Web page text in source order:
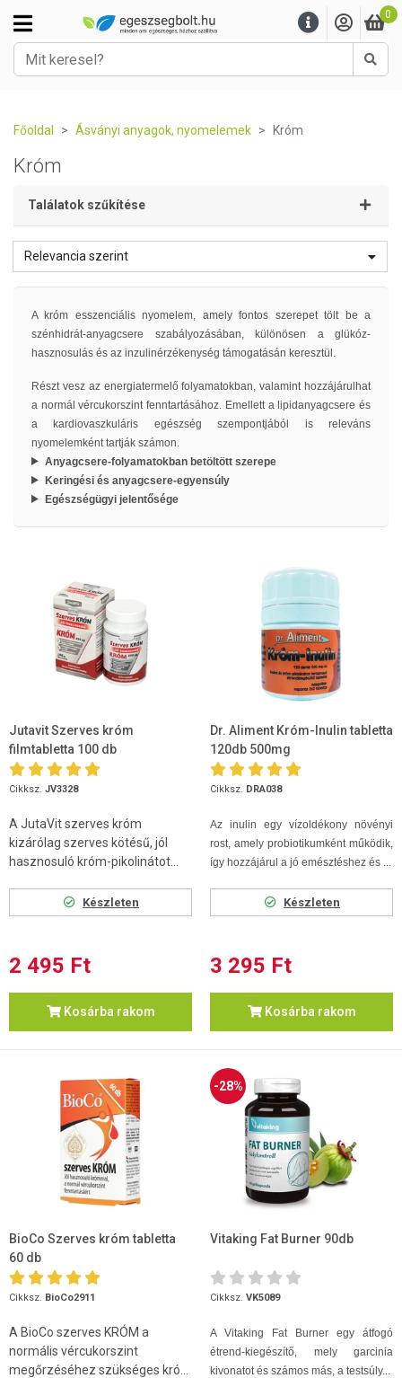
0
Főoldal Ásványi anyagok, nyomelemek Króm
Króm
Találatok szűkítése
Relevancia szerint
A króm esszenciális nyomelem, amely fontos szerepet tölt be a
szénhidrát-anyagcsere szabályozásában, különösen a glükóz-
hasznosulás és az inzulinérzékenység támogatásán keresztül.
Részt vesz az energiatermelő folyamatokban, valamint hozzájárulhat
a normál vércukorszint fenntartásához. Emellett a lipidanyagcsere és
a kardiovaszkuláris egészség szempontjából is releváns
nyomelemként tartják számon.
Anyagcsere-folyamatokban betöltött szerepe
Keringési és anyagcsere-egyensúly
Egészségügyi jelentősége
Jutavit Szerves króm
filmtabletta 100 db
Cikksz. JV3328
A JutaVit szerves króm
kizárólag szerves kötésű, jól
hasznosuló króm-pikolinátot...
Készleten
2 495 Ft
Kosárba rakom
Dr. Aliment Króm-Inulin tabletta
120db 500mg
Cikksz. DRA038
Az inulin egy vízoldékony növényi
rost, amely probiotikumként működik,
így hozzájárul a jó emésztéshez és ...
Készleten
3 295 Ft
Kosárba rakom
BioCo Szerves króm tabletta
60 db
Cikksz. BioCo2911
A BioCo szerves KRÓM a
normális vércukorszint
megőrzéséhez szükséges kró...
-28%
Vitaking Fat Burner 90db
Cikksz. VK5089
A Vitaking Fat Burner egy átfogó
étrend-kiegészítő, mely garcinia
kivonatot és számos más, a testsúly...